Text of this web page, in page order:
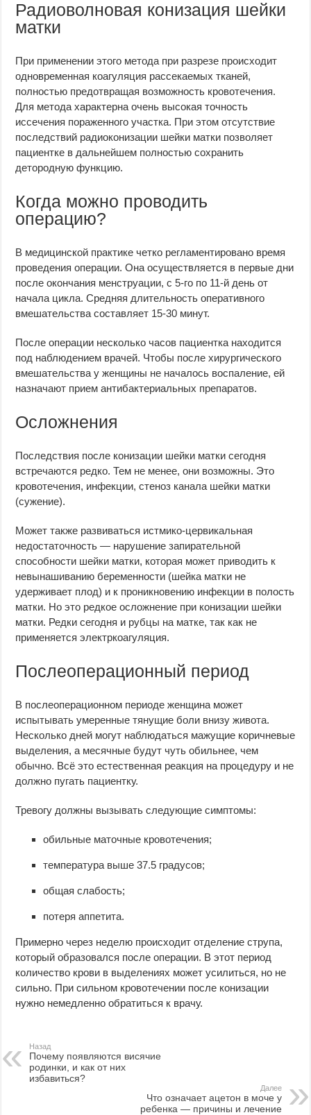
Радиоволновая конизация шейки
матки
При применении этого метода при разрезе происходит
одновременная коагуляция рассекаемых тканей,
полностью предотвращая возможность кровотечения.
Для метода характерна очень высокая точность
иссечения пораженного участка. При этом отсутствие
последствий радиоконизации шейки матки позволяет
пациентке в дальнейшем полностью сохранить
детородную функцию.
Когда можно проводить
операцию?
В медицинской практике четко регламентировано время
проведения операции. Она осуществляется в первые дни
после окончания менструации, с 5-го по 11-й день от
начала цикла. Средняя длительность оперативного
вмешательства составляет 15-30 минут.
После операции несколько часов пациентка находится
под наблюдением врачей. Чтобы после хирургического
вмешательства у женщины не началось воспаление, ей
назначают прием антибактериальных препаратов.
Осложнения
Последствия после конизации шейки матки сегодня
встречаются редко. Тем не менее, они возможны. Это
кровотечения, инфекции, стеноз канала шейки матки
(сужение).
Может также развиваться истмико-цервикальная
недостаточность — нарушение запирательной
способности шейки матки, которая может приводить к
невынашиванию беременности (шейка матки не
удерживает плод) и к проникновению инфекции в полость
матки. Но это редкое осложнение при конизации шейки
матки. Редки сегодня и рубцы на матке, так как не
применяется электркоагуляция.
Послеоперационный период
В послеоперационном периоде женщина может
испытывать умеренные тянущие боли внизу живота.
Несколько дней могут наблюдаться мажущие коричневые
выделения, а месячные будут чуть обильнее, чем
обычно. Всё это естественная реакция на процедуру и не
должно пугать пациентку.
Тревогу должны вызывать следующие симптомы:
обильные маточные кровотечения;
температура выше 37.5 градусов;
общая слабость;
потеря аппетита.
Примерно через неделю происходит отделение струпа,
который образовался после операции. В этот период
количество крови в выделениях может усилиться, но не
сильно. При сильном кровотечении после конизации
нужно немедленно обратиться к врачу.
Назад
Почему появляются висячие
родинки, и как от них
избавиться?
Далее
Что означает ацетон в моче у
ребенка — причины и лечение